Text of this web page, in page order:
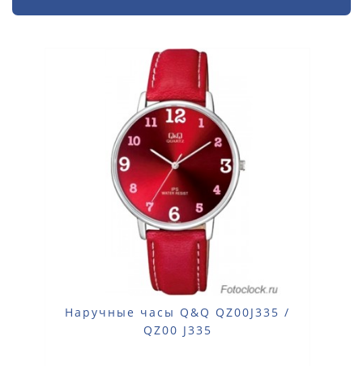
Наручные часы Q&Q QZ00J335 /
QZ00 J335